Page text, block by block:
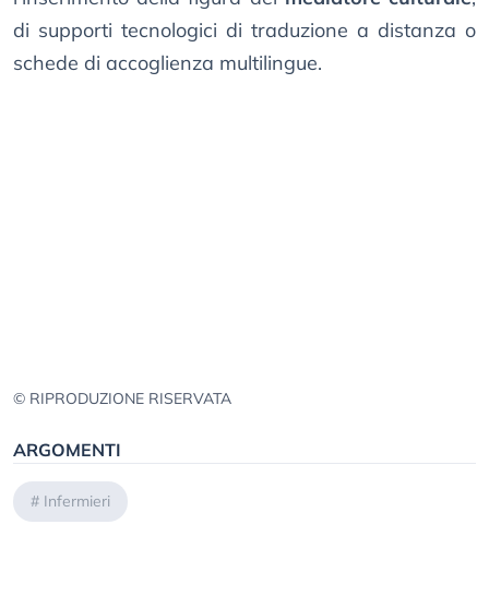
di supporti tecnologici di traduzione a distanza o
schede di accoglienza multilingue.
© RIPRODUZIONE RISERVATA
ARGOMENTI
# Infermieri